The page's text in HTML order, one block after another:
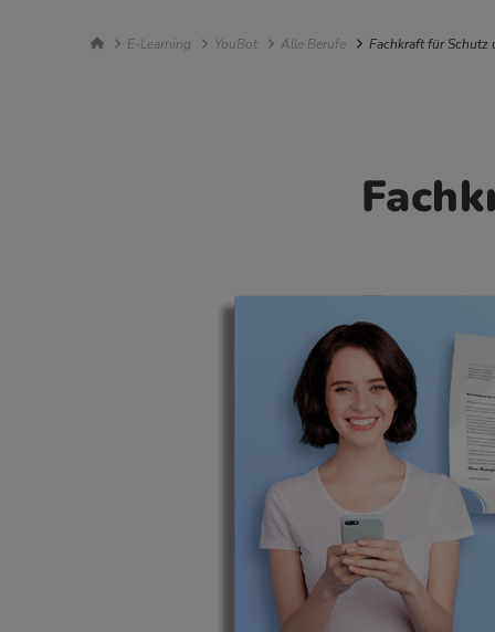
Breadcrumb Navigation
E-Learning YouBot Alle Berufe Fachkraft für Schutz